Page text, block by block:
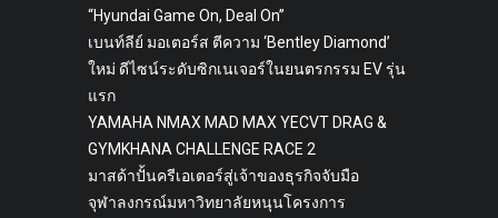
“Hyundai Game On, Deal On”
เบนท์ลีย์ มอเตอร์ส ตีความ ‘Bentley Diamond’
ใหม่ ดีไซน์ระดับซิกเนเจอร์ในยนตรกรรม EV รุ่น
แรก
YAMAHA NMAX MAD MAX YECVT DRAG &
GYMKHANA CHALLENGE RACE 2
มาสด้าปั้นครีเอเตอร์สู่เจ้าของธุรกิจจับมือ
จุฬาลงกรณ์มหาวิทยาลัยหนุนโครงการ